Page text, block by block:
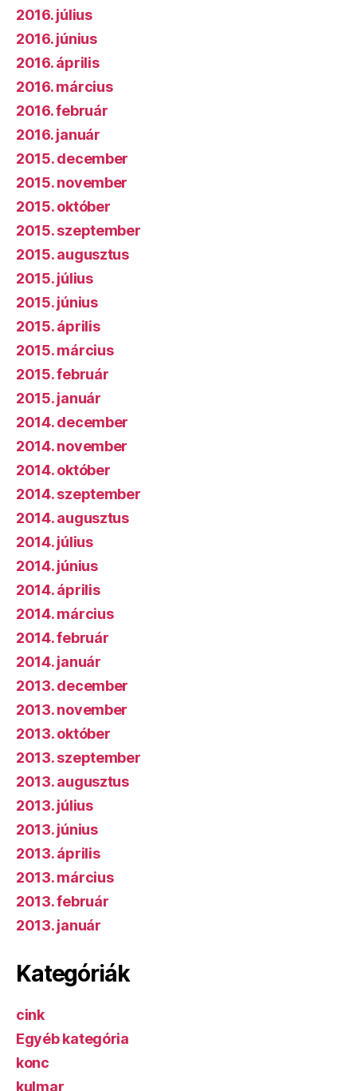
2016. július
2016. június
2016. április
2016. március
2016. február
2016. január
2015. december
2015. november
2015. október
2015. szeptember
2015. augusztus
2015. július
2015. június
2015. április
2015. március
2015. február
2015. január
2014. december
2014. november
2014. október
2014. szeptember
2014. augusztus
2014. július
2014. június
2014. április
2014. március
2014. február
2014. január
2013. december
2013. november
2013. október
2013. szeptember
2013. augusztus
2013. július
2013. június
2013. április
2013. március
2013. február
2013. január
Kategóriák
cink
Egyéb kategória
konc
kulmar